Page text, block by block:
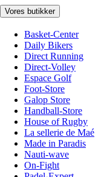
Vores butikker
Basket-Center
Daily Bikers
Direct Running
Direct-Volley
Espace Golf
Foot-Store
Galop Store
Handball-Store
House of Rugby
La sellerie de Maé
Made in Paradis
Nauti-wave
On-Fight